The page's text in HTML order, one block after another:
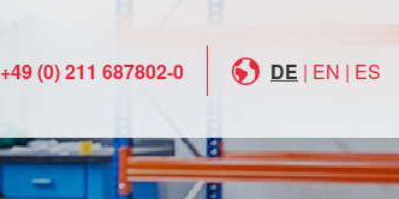
+49 (0) 211 687802-0 DE | EN | ES